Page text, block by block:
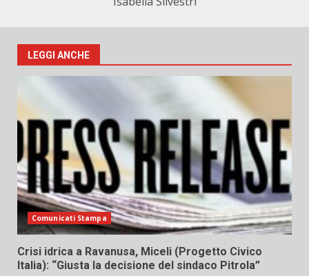
LEGGI ANCHE
Comunicati Stampa
Crisi idrica a Ravanusa, Miceli (Progetto Civico
Italia): “Giusta la decisione del sindaco Pitrola”